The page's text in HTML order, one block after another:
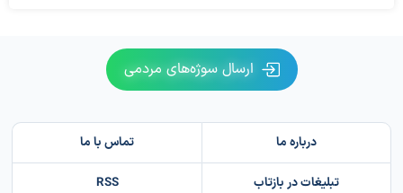
ارسال سوژه‌های مردمی
درباره ما تماس با ما
تبلیغات در بازتاب RSS